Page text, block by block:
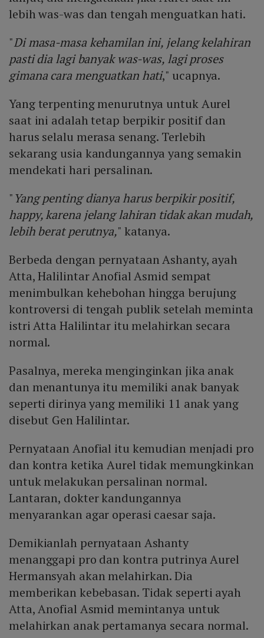
lebih was-was dan tengah menguatkan hati.
"Di masa-masa kehamilan ini, jelang kelahiran
pasti dia lagi banyak was-was, lagi proses
gimana cara menguatkan hati," ucapnya.
Yang terpenting menurutnya untuk Aurel
saat ini adalah tetap berpikir positif dan
harus selalu merasa senang. Terlebih
sekarang usia kandungannya yang semakin
mendekati hari persalinan.
"Yang penting dianya harus berpikir positif,
happy, karena jelang lahiran tidak akan mudah,
lebih berat perutnya," katanya.
Berbeda dengan pernyataan Ashanty, ayah
Atta, Halilintar Anofial Asmid sempat
menimbulkan kehebohan hingga berujung
kontroversi di tengah publik setelah meminta
istri Atta Halilintar itu melahirkan secara
normal.
Pasalnya, mereka menginginkan jika anak
dan menantunya itu memiliki anak banyak
seperti dirinya yang memiliki 11 anak yang
disebut Gen Halilintar.
Pernyataan Anofial itu kemudian menjadi pro
dan kontra ketika Aurel tidak memungkinkan
untuk melakukan persalinan normal.
Lantaran, dokter kandungannya
menyarankan agar operasi caesar saja.
Demikianlah pernyataan Ashanty
menanggapi pro dan kontra putrinya Aurel
Hermansyah akan melahirkan. Dia
memberikan kebebasan. Tidak seperti ayah
Atta, Anofial Asmid memintanya untuk
melahirkan anak pertamanya secara normal.